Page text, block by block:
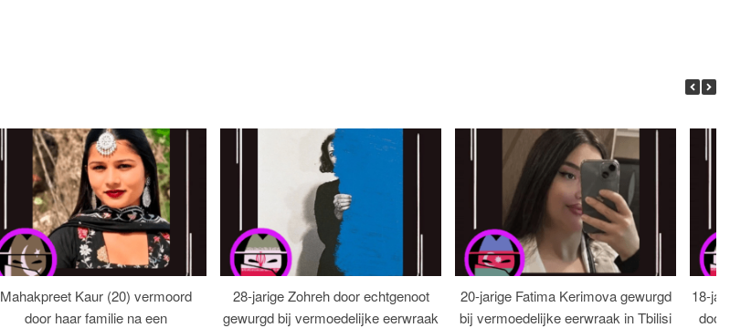
Mahakpreet Kaur (20) vermoord
door haar familie na een
28-jarige Zohreh door echtgenoot
gewurgd bij vermoedelijke eerwraak
20-jarige Fatima Kerimova gewurgd
bij vermoedelijke eerwraak in Tbilisi
18-